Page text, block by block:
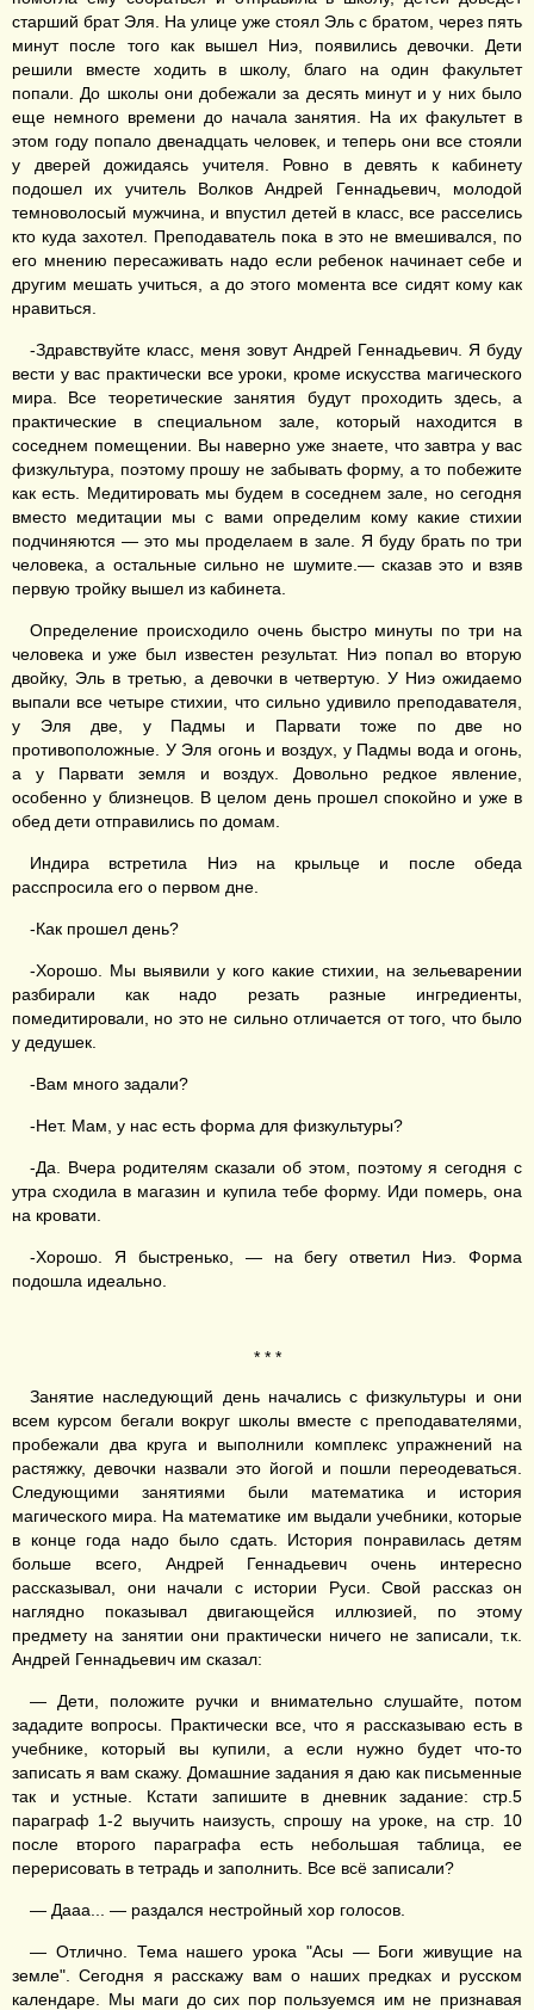
старший брат Эля. На улице уже стоял Эль с братом, через пять
минут после того как вышел Ниэ, появились девочки. Дети
решили вместе ходить в школу, благо на один факультет
попали. До школы они добежали за десять минут и у них было
еще немного времени до начала занятия. На их факультет в
этом году попало двенадцать человек, и теперь они все стояли
у дверей дожидаясь учителя. Ровно в девять к кабинету
подошел их учитель Волков Андрей Геннадьевич, молодой
темноволосый мужчина, и впустил детей в класс, все расселись
кто куда захотел. Преподаватель пока в это не вмешивался, по
его мнению пересаживать надо если ребенок начинает себе и
другим мешать учиться, а до этого момента все сидят кому как
нравиться.
-Здравствуйте класс, меня зовут Андрей Геннадьевич. Я буду
вести у вас практически все уроки, кроме искусства магического
мира. Все теоретические занятия будут проходить здесь, а
практические в специальном зале, который находится в
соседнем помещении. Вы наверно уже знаете, что завтра у вас
физкультура, поэтому прошу не забывать форму, а то побежите
как есть. Медитировать мы будем в соседнем зале, но сегодня
вместо медитации мы с вами определим кому какие стихии
подчиняются — это мы проделаем в зале. Я буду брать по три
человека, а остальные сильно не шумите.— сказав это и взяв
первую тройку вышел из кабинета.
Определение происходило очень быстро минуты по три на
человека и уже был известен результат. Ниэ попал во вторую
двойку, Эль в третью, а девочки в четвертую. У Ниэ ожидаемо
выпали все четыре стихии, что сильно удивило преподавателя,
у Эля две, у Падмы и Парвати тоже по две но
противоположные. У Эля огонь и воздух, у Падмы вода и огонь,
а у Парвати земля и воздух. Довольно редкое явление,
особенно у близнецов. В целом день прошел спокойно и уже в
обед дети отправились по домам.
Индира встретила Ниэ на крыльце и после обеда
расспросила его о первом дне.
-Как прошел день?
-Хорошо. Мы выявили у кого какие стихии, на зельеварении
разбирали как надо резать разные ингредиенты,
помедитировали, но это не сильно отличается от того, что было
у дедушек.
-Вам много задали?
-Нет. Мам, у нас есть форма для физкультуры?
-Да. Вчера родителям сказали об этом, поэтому я сегодня с
утра сходила в магазин и купила тебе форму. Иди померь, она
на кровати.
-Хорошо. Я быстренько, — на бегу ответил Ниэ. Форма
подошла идеально.
* * *
Занятие наследующий день начались с физкультуры и они
всем курсом бегали вокруг школы вместе с преподавателями,
пробежали два круга и выполнили комплекс упражнений на
растяжку, девочки назвали это йогой и пошли переодеваться.
Следующими занятиями были математика и история
магического мира. На математике им выдали учебники, которые
в конце года надо было сдать. История понравилась детям
больше всего, Андрей Геннадьевич очень интересно
рассказывал, они начали с истории Руси. Свой рассказ он
наглядно показывал двигающейся иллюзией, по этому
предмету на занятии они практически ничего не записали, т.к.
Андрей Геннадьевич им сказал:
— Дети, положите ручки и внимательно слушайте, потом
зададите вопросы. Практически все, что я рассказываю есть в
учебнике, который вы купили, а если нужно будет что-то
записать я вам скажу. Домашние задания я даю как письменные
так и устные. Кстати запишите в дневник задание: стр.5
параграф 1-2 выучить наизусть, спрошу на уроке, на стр. 10
после второго параграфа есть небольшая таблица, ее
перерисовать в тетрадь и заполнить. Все всё записали?
— Дааа... — раздался нестройный хор голосов.
— Отлично. Тема нашего урока "Асы — Боги живущие на
земле". Сегодня я расскажу вам о наших предках и русском
календаре. Мы маги до сих пор пользуемся им не признавая